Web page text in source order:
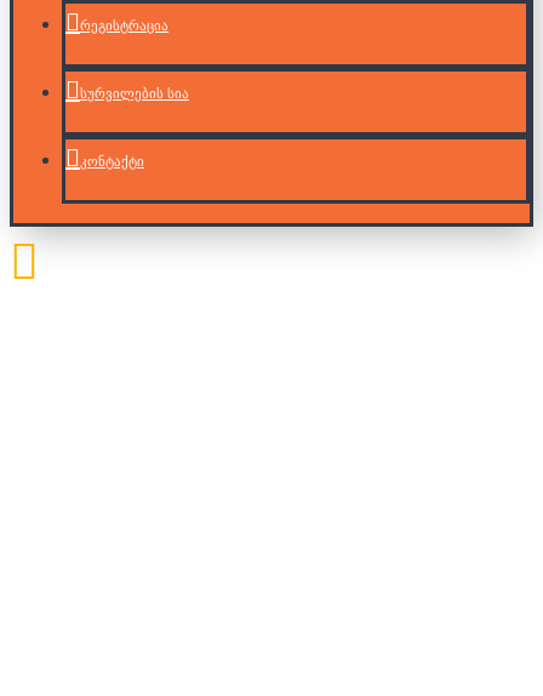
რეგისტრაცია
სურვილების სია
კონტაქტი